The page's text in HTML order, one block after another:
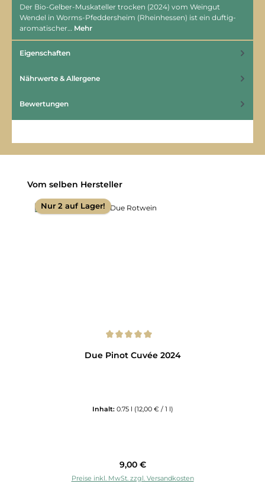
Der Bio-Gelber-Muskateller trocken (2024) vom Weingut
Wendel in Worms-Pfeddersheim (Rheinhessen) ist ein duftig-
aromatischer… Mehr
Eigenschaften
Nährwerte & Allergene
Bewertungen
Produktgalerie überspringen
Vom selben Hersteller
Nur 2 auf Lager!
Due Pinot Cuvée 2024
Inhalt: 0.75 l (12,00 € / 1 l)
Regulärer Preis:
9,00 €
Preise inkl. MwSt. zzgl. Versandkosten